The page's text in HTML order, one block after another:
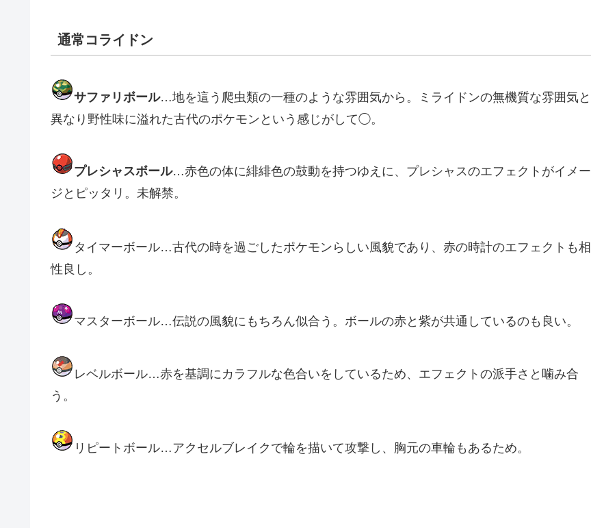
通常コライドン
サファリボール…地を這う爬虫類の一種のような雰囲気から。ミライドンの無機質な雰囲気と
異なり野性味に溢れた古代のポケモンという感じがして◯。
プレシャスボール…赤色の体に緋緋色の鼓動を持つゆえに、プレシャスのエフェクトがイメー
ジとピッタリ。未解禁。
タイマーボール…古代の時を過ごしたポケモンらしい風貌であり、赤の時計のエフェクトも相
性良し。
マスターボール…伝説の風貌にもちろん似合う。ボールの赤と紫が共通しているのも良い。
レベルボール…赤を基調にカラフルな色合いをしているため、エフェクトの派手さと噛み合
う。
リピートボール…アクセルブレイクで輪を描いて攻撃し、胸元の車輪もあるため。